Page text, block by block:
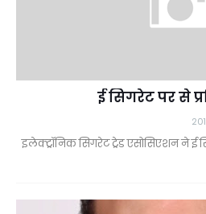
ई सिगरेट पर से
इलेक्ट्रॉनिक सिगरेट ट्रेड एसोसिएशन ने ई